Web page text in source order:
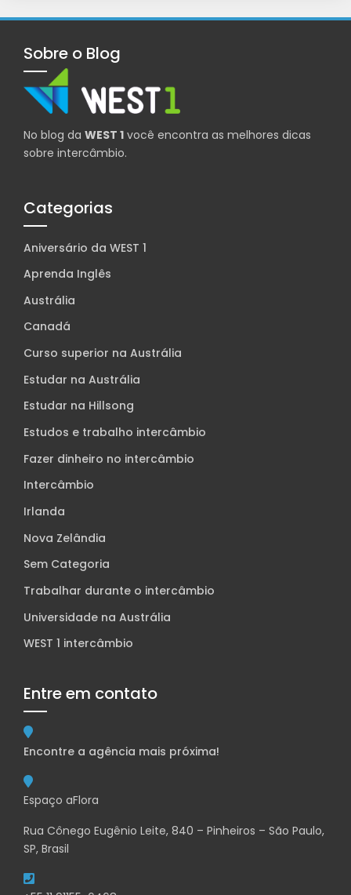
Sobre o Blog
No blog da WEST 1 você encontra as melhores dicas
sobre intercâmbio.
Categorias
Aniversário da WEST 1
Aprenda Inglês
Austrália
Canadá
Curso superior na Austrália
Estudar na Austrália
Estudar na Hillsong
Estudos e trabalho intercâmbio
Fazer dinheiro no intercâmbio
Intercâmbio
Irlanda
Nova Zelândia
Sem Categoria
Trabalhar durante o intercâmbio
Universidade na Austrália
WEST 1 intercâmbio
Entre em contato
Encontre a agência mais próxima!
Espaço aFlora
Rua Cônego Eugênio Leite, 840 – Pinheiros – São Paulo,
SP, Brasil